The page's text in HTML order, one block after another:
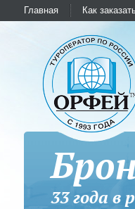
Главная Как
33 года